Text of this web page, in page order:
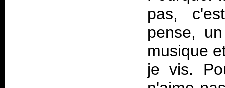
pas,
pense,
musique
je vis.